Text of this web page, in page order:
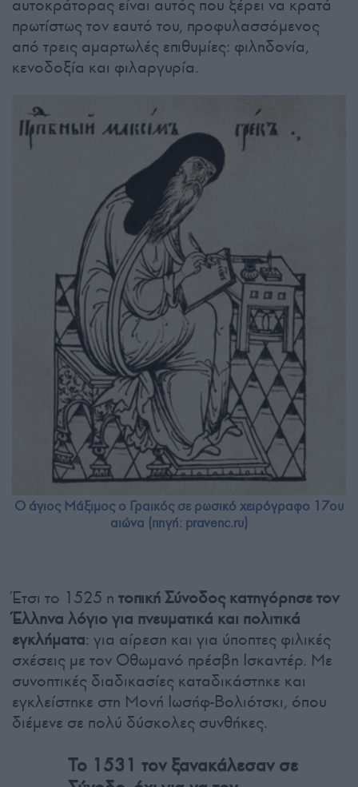
αυτοκράτορας είναι αυτός που ξέρει να κρατά
πρωτίστως τον εαυτό του, προφυλασσόμενος
από τρεις αμαρτωλές επιθυμίες: φιληδονία,
κενοδοξία και φιλαργυρία.
Ο άγιος Μάξιμος ο Γραικός σε ρωσικό χειρόγραφο 17ου
αιώνα (πηγή: pravenc.ru)
Έτσι το 1525 η τοπική Σύνοδος κατηγόρησε τον
Έλληνα λόγιο για πνευματικά και πολιτικά
εγκλήματα: για αίρεση και για ύποπτες φιλικές
σχέσεις με τον Οθωμανό πρέσβη Ισκαντέρ. Με
συνοπτικές διαδικασίες καταδικάστηκε και
εγκλείστηκε στη Μονή Ιωσήφ-Βολιότσκι, όπου
διέμενε σε πολύ δύσκολες συνθήκες.
Το 1531 τον ξανακάλεσαν σε